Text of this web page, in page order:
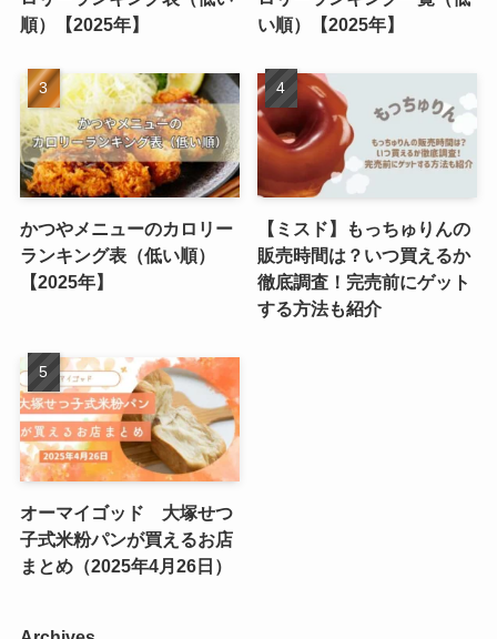
順）【2025年】
い順）【2025年】
かつやメニューのカロリー
ランキング表（低い順）
【2025年】
【ミスド】もっちゅりんの
販売時間は？いつ買えるか
徹底調査！完売前にゲット
する方法も紹介
オーマイゴッド 大塚せつ
子式米粉パンが買えるお店
まとめ（2025年4月26日）